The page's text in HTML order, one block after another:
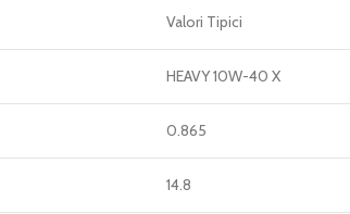
Valori Tipici
HEAVY 10W-40 X
0.865
14.8